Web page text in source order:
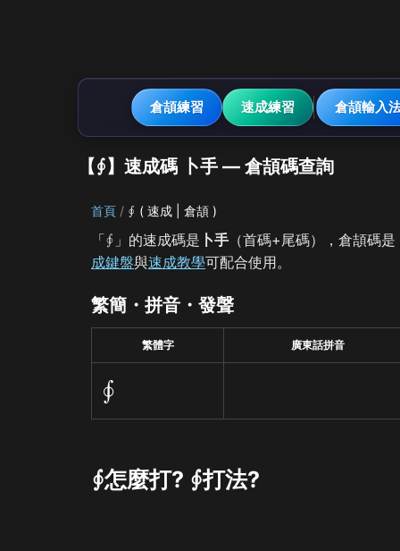
倉頡練習 速成練習 倉頡輸入
【∮】速成碼 卜手 — 倉頡碼查詢
首頁 ∮ ( 速成 | 倉頡 )
「∮」的速成碼是 卜手 （首碼+尾碼），倉頡碼
成鍵盤與速成教學可配合使用。
繁簡・拼音・發聲
繁體字 廣東話拼音
∮
∮怎麼打? ∮打法?